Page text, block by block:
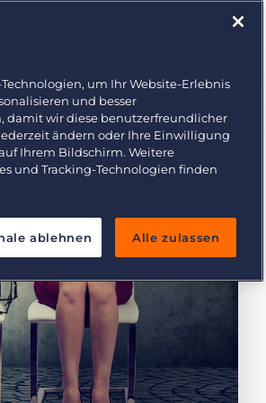
Interimslösungen
um Ihr Website-Erlebnis
und besser
damit wir diese benutzerfreundlicher
ändern oder Ihre Einwilligung
Ihrem Bildschirm. Weitere
und Tracking-Technologien finden
ablehnen Alle zulassen